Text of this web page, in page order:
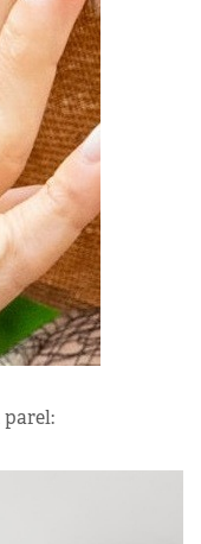
parel: